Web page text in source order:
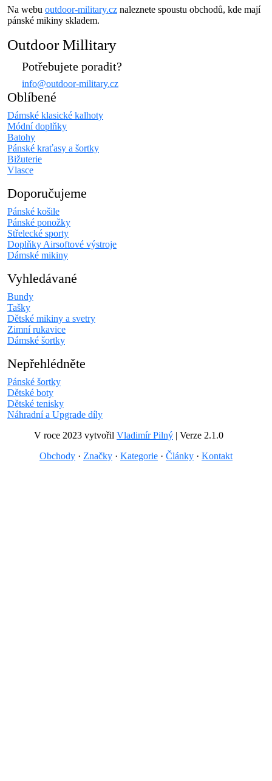
Na webu outdoor-military.cz naleznete spoustu obchodů, kde mají
pánské mikiny skladem.
Outdoor Millitary
Potřebujete poradit?
info@outdoor-military.cz
Oblíbené
Dámské klasické kalhoty
Módní doplňky
Batohy
Pánské kraťasy a šortky
Bižuterie
Vlasce
Doporučujeme
Pánské košile
Pánské ponožky
Střelecké sporty
Doplňky Airsoftové výstroje
Dámské mikiny
Vyhledávané
Bundy
Tašky
Dětské mikiny a svetry
Zimní rukavice
Dámské šortky
Nepřehlédněte
Pánské šortky
Dětské boty
Dětské tenisky
Náhradní a Upgrade díly
V roce 2023 vytvořil Vladimír Pilný | Verze 2.1.0
Obchody · Značky · Kategorie · Články · Kontakt